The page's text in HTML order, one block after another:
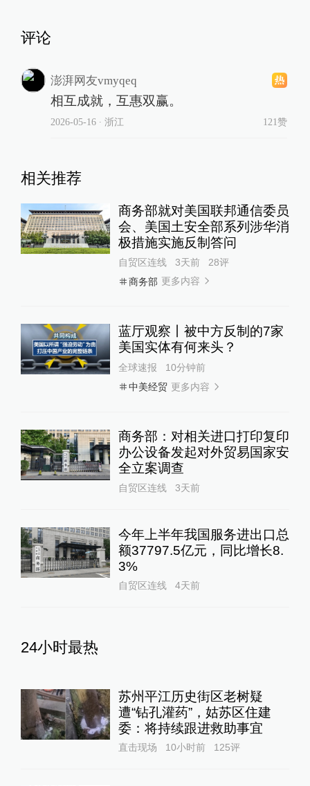
评论
澎湃网友vmyqeq
相互成就，互惠双赢。
2026-05-16∙ 浙江 121赞
相关推荐
商务部就对美国联邦通信委员
会、美国土安全部系列涉华消
极措施实施反制答问
自贸区连线 3天前 28评
商务部 更多内容
蓝厅观察丨被中方反制的7家
美国实体有何来头？
全球速报
10分钟前
中美经贸 更多内容
商务部：对相关进口打印复印
办公设备发起对外贸易国家安
全立案调查
自贸区连线 3天前
今年上半年我国服务进出口总
额37797.5亿元，同比增长8.
3%
自贸区连线 4天前
24小时最热
苏州平江历史街区老树疑
遭“钻孔灌药”，姑苏区住建
委：将持续跟进救助事宜
直击现场 10小时前 125评